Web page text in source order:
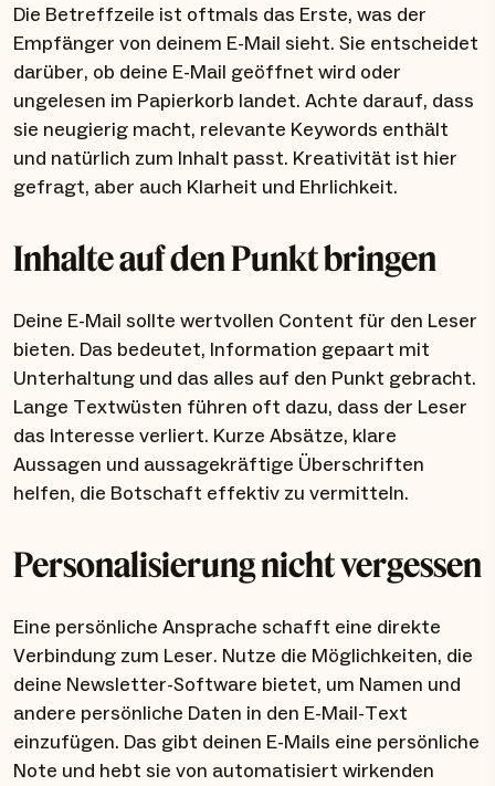
Die Betreffzeile ist oftmals das Erste, was der
Empfänger von deinem E-Mail sieht. Sie entscheidet
darüber, ob deine E-Mail geöffnet wird oder
ungelesen im Papierkorb landet. Achte darauf, dass
sie neugierig macht, relevante Keywords enthält
und natürlich zum Inhalt passt. Kreativität ist hier
gefragt, aber auch Klarheit und Ehrlichkeit.
Inhalte auf den Punkt bringen
Deine E-Mail sollte wertvollen Content für den Leser
bieten. Das bedeutet, Information gepaart mit
Unterhaltung und das alles auf den Punkt gebracht.
Lange Textwüsten führen oft dazu, dass der Leser
das Interesse verliert. Kurze Absätze, klare
Aussagen und aussagekräftige Überschriften
helfen, die Botschaft effektiv zu vermitteln.
Personalisierung nicht vergessen
Eine persönliche Ansprache schafft eine direkte
Verbindung zum Leser. Nutze die Möglichkeiten, die
deine Newsletter-Software bietet, um Namen und
andere persönliche Daten in den E-Mail-Text
einzufügen. Das gibt deinen E-Mails eine persönliche
Note und hebt sie von automatisiert wirkenden